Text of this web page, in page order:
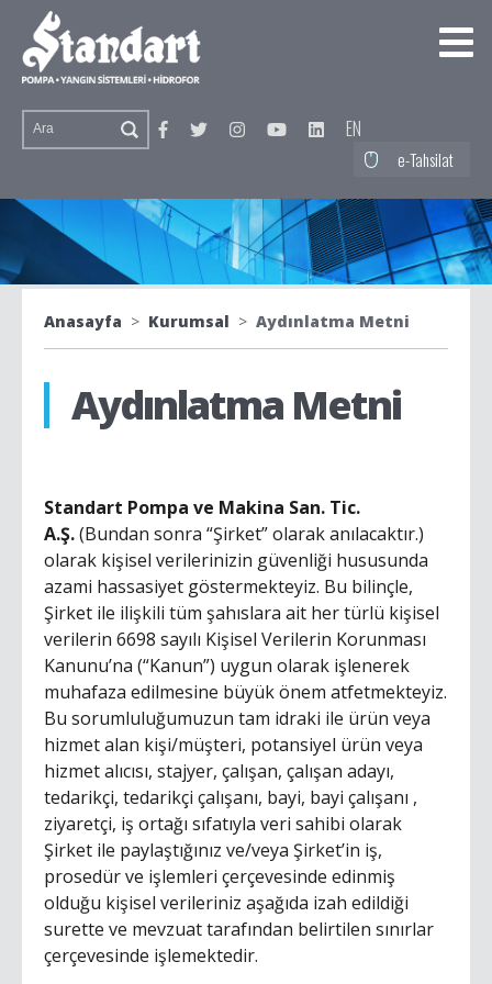
EN
e-Tahsilat
Anasayfa > Kurumsal > Aydınlatma Metni
Aydınlatma Metni
Standart Pompa ve Makina San. Tic.
A.Ş.(Bundan sonra “Şirket” olarak anılacaktır.)
olarak kişisel verilerinizin güvenliği hususunda
azami hassasiyet göstermekteyiz. Bu bilinçle,
Şirket ile ilişkili tüm şahıslara ait her türlü kişisel
verilerin 6698 sayılı Kişisel Verilerin Korunması
Kanunu’na (“Kanun”) uygun olarak işlenerek
muhafaza edilmesine büyük önem atfetmekteyiz.
Bu sorumluluğumuzun tam idraki ile ürün veya
hizmet alan kişi/müşteri, potansiyel ürün veya
hizmet alıcısı, stajyer, çalışan, çalışan adayı,
tedarikçi, tedarikçi çalışanı, bayi, bayi çalışanı ,
ziyaretçi, iş ortağı sıfatıyla veri sahibi olarak
Şirket ile paylaştığınız ve/veya Şirket’in iş,
prosedür ve işlemleri çerçevesinde edinmiş
olduğu kişisel verileriniz aşağıda izah edildiği
surette ve mevzuat tarafından belirtilen sınırlar
çerçevesinde işlemektedir.